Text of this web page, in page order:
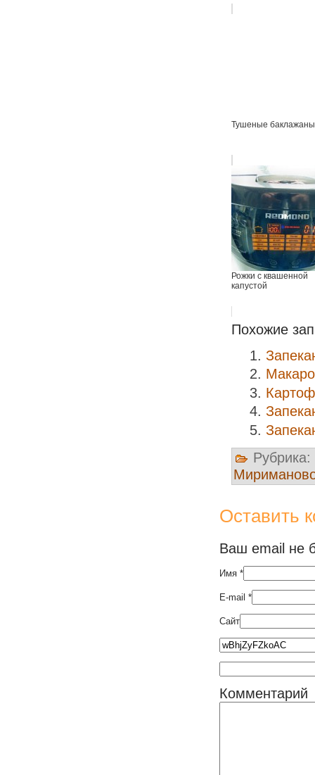
Тушеные баклажаны
Рожки с квашенной
капустой
Похожие
Рубрика:
Оставить
Ваш email не
Имя *
E-mail *
Сайт
Комментарий